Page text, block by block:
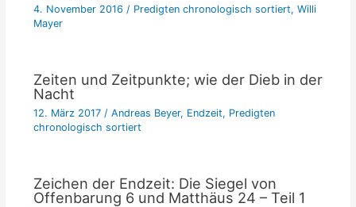
4. November 2016 / Predigten chronologisch sortiert, Willi
Mayer
Zeiten und Zeitpunkte; wie der Dieb in der
Nacht
12. März 2017 / Andreas Beyer, Endzeit, Predigten
chronologisch sortiert
Zeichen der Endzeit: Die Siegel von
Offenbarung 6 und Matthäus 24 – Teil 1